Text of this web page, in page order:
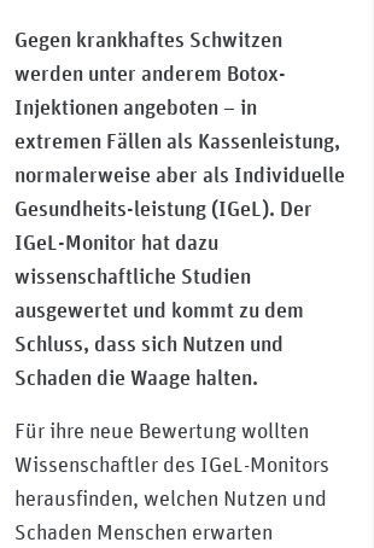
Gegen krankhaftes Schwitzen
werden unter anderem Botox-
Injektionen angeboten – in
extremen Fällen als Kassenleistung,
normalerweise aber als Individuelle
Gesundheits-leistung (IGeL). Der
IGeL-Monitor hat dazu
wissenschaftliche Studien
ausgewertet und kommt zu dem
Schluss, dass sich Nutzen und
Schaden die Waage halten.
Für ihre neue Bewertung wollten
Wissenschaftler des IGeL-Monitors
herausfinden, welchen Nutzen und
Schaden Menschen erwarten